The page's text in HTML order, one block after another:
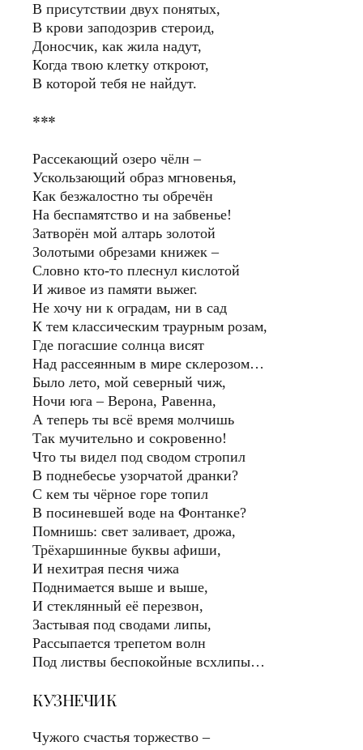
В присутствии двух понятых,
В крови заподозрив стероид,
Доносчик, как жила надут,
Когда твою клетку откроют,
В которой тебя не найдут.
***
Рассекающий озеро чёлн –
Ускользающий образ мгновенья,
Как безжалостно ты обречён
На беспамятство и на забвенье!
Затворён мой алтарь золотой
Золотыми обрезами книжек –
Словно кто-то плеснул кислотой
И живое из памяти выжег.
Не хочу ни к оградам, ни в сад
К тем классическим траурным розам,
Где погасшие солнца висят
Над рассеянным в мире склерозом…
Было лето, мой северный чиж,
Ночи юга – Верона, Равенна,
А теперь ты всё время молчишь
Так мучительно и сокровенно!
Что ты видел под сводом стропил
В поднебесье узорчатой дранки?
С кем ты чёрное горе топил
В посиневшей воде на Фонтанке?
Помнишь: свет заливает, дрожа,
Трёхаршинные буквы афиши,
И нехитрая песня чижа
Поднимается выше и выше,
И стеклянный её перезвон,
Застывая под сводами липы,
Рассыпается трепетом волн
Под листвы беспокойные всхлипы…
КУЗНЕЧИК
Чужого счастья торжество –